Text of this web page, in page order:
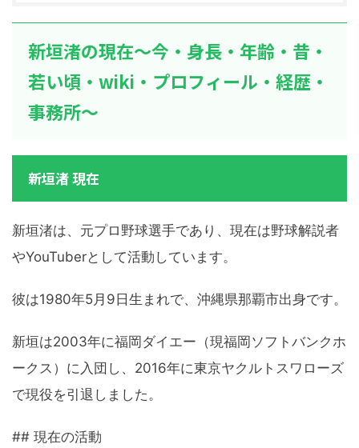
新垣渚の現在～今・身長・年齢・昔・
若い頃・wiki・プロフィール・経歴・
事務所～
新垣渚 現在
新垣渚は、元プロ野球選手であり、現在は野球解説者
やYouTuberとして活動しています。
彼は1980年5月9日生まれで、沖縄県那覇市出身です。
新垣は2003年に福岡ダイエー（現福岡ソフトバンクホ
ークス）に入団し、2016年に東京ヤクルトスワローズ
で現役を引退しました。
## 現在の活動